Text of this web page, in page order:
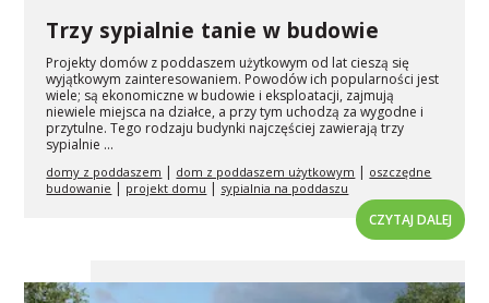
Trzy sypialnie tanie w budowie
Projekty domów z poddaszem użytkowym od lat cieszą się
wyjątkowym zainteresowaniem. Powodów ich popularności jest
wiele; są ekonomiczne w budowie i eksploatacji, zajmują
niewiele miejsca na działce, a przy tym uchodzą za wygodne i
przytulne. Tego rodzaju budynki najczęściej zawierają trzy
sypialnie ...
domy z poddaszem | dom z poddaszem użytkowym | oszczędne
budowanie | projekt domu | sypialnia na poddaszu
CZYTAJ DALEJ